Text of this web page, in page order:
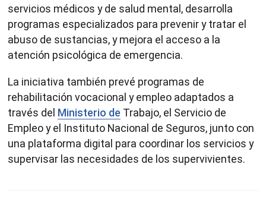
servicios médicos y de salud mental, desarrolla
programas especializados para prevenir y tratar el
abuso de sustancias, y mejora el acceso a la
atención psicológica de emergencia.
La iniciativa también prevé programas de
rehabilitación vocacional y empleo adaptados a
través del Ministerio de Trabajo, el Servicio de
Empleo y el Instituto Nacional de Seguros, junto con
una plataforma digital para coordinar los servicios y
supervisar las necesidades de los supervivientes.